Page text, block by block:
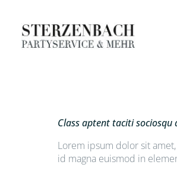
Class aptent taciti
Lorem ipsum dolor sit
id magna euismod in